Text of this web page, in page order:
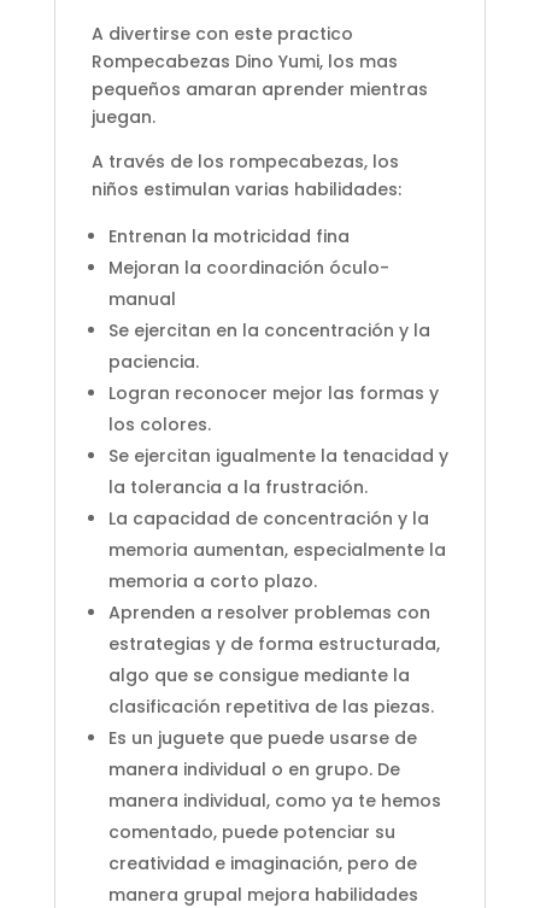
A divertirse con este practico
Rompecabezas Dino Yumi, los mas
pequeños amaran aprender mientras
juegan.
A través de los rompecabezas, los
niños estimulan varias habilidades:
Entrenan la motricidad fina
Mejoran la coordinación óculo-
manual
Se ejercitan en la concentración y la
paciencia.
Logran reconocer mejor las formas y
los colores.
Se ejercitan igualmente la tenacidad y
la tolerancia a la frustración.
La capacidad de concentración y la
memoria aumentan, especialmente la
memoria a corto plazo.
Aprenden a resolver problemas con
estrategias y de forma estructurada,
algo que se consigue mediante la
clasificación repetitiva de las piezas.
Es un juguete que puede usarse de
manera individual o en grupo. De
manera individual, como ya te hemos
comentado, puede potenciar su
creatividad e imaginación, pero de
manera grupal mejora habilidades